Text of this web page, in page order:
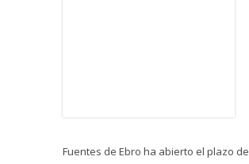
Fuentes de Ebro ha abierto el plazo de